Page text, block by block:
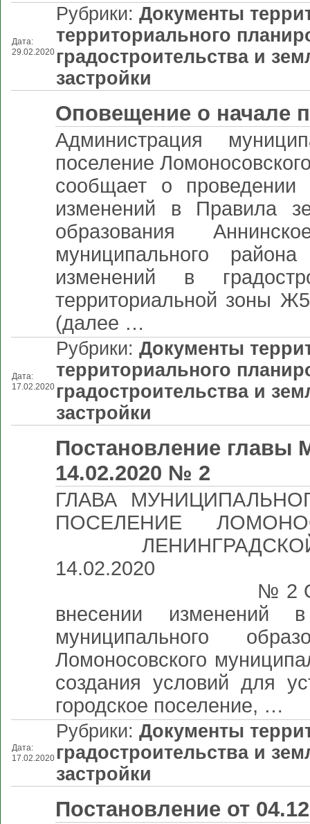
Дата:
29.02.2020
Рубрики: Документы
территориального
градостроительства и
застройки
Оповещение о начале
Администрация
поселение
сообщает о
изменений в Правила
образования
муниципального
изменений в
территориальной зоны
(далее …
Дата:
17.02.2020
Рубрики: Документы
территориального
градостроительства и
застройки
Постановление главы
14.02.2020 № 2
ГЛАВА
ПОСЕЛЕНИЕ
№ 2 О проведении
внесении изменений
муниципального
Ломоносовского
создания условий для
городское поселение, …
Дата:
17.02.2020
Рубрики: Документы
градостроительства и
застройки
Постановление от